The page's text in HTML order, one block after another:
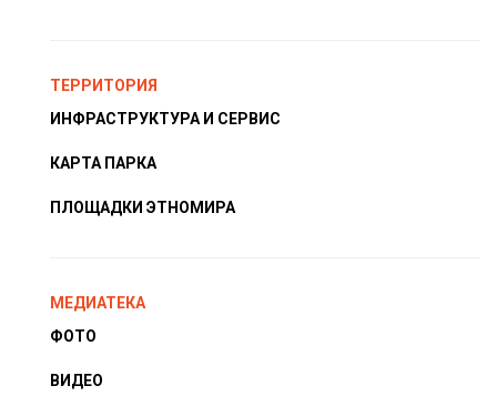
ТЕРРИТОРИЯ
ИНФРАСТРУКТУРА И СЕРВИС
КАРТА ПАРКА
ПЛОЩАДКИ ЭТНОМИРА
МЕДИАТЕКА
ФОТО
ВИДЕО